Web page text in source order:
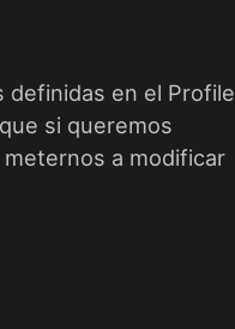
definidas en el Profile
si queremos
a modificar